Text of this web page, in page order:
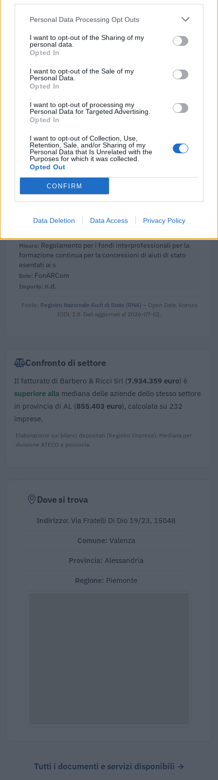
Personal Data Processing Opt Outs
I want to opt-out of the Sharing of my
personal data.
Opted In
I want to opt-out of the Sale of my
Personal Data.
Opted In
I want to opt-out of processing my
Personal Data for Targeted Advertising.
Opted In
I want to opt-out of Collection, Use,
Retention, Sale, and/or Sharing of my
Personal Data that Is Unrelated with the
Purposes for which it was collected.
Opted Out
CONFIRM
Data Deletion Data Access Privacy Policy
2021-12-08
seguito della crisi economica causata dall'epidemia di
COVID-19 [con mo
agenzia delle entrate
2.188 euro
2021-09-23
Nuova Sabatini - Finanziamenti per l'acquisto di
nuovi macchinari, impianti e attrezzature da parte delle
piccole e medi
Dipartimento per le politiche per
6.964 euro
2021-01-25
Emergenza COVID-19: interventi a sostegno delle
imprese della provincia di Alessandria.
Camera di commercio di Alessandria-Asti
Regolamento per i fondi interprofessionali per la
formazione continua per la concessioni di aiuti di stato
esentati ai s
FonARCom
n.d.
Fonte: Registro Nazionale Aiuti di Stato (RNA) – Open Data, licenza
IODL 2.0. Dati aggiornati al 2026-07-02.
Confronto di settore
Il fatturato di Barbero & Ricci Srl (7.934.359 euro) è
superiore alla mediana delle aziende dello stesso settore
in provincia di AL (855.403 euro), calcolata su 232
imprese.
Elaborazione sui bilanci depositati (Registro Imprese). Mediana per
divisione ATECO e provincia.
Dove si trova
Indirizzo: Via Fratelli Di Dio 19/23, 15048
Comune: Valenza
Provincia: Alessandria
Regione: Piemonte
Tutti i documenti e servizi disponibili →